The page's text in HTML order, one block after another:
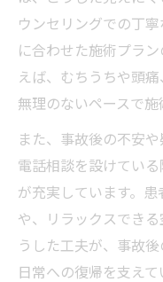
体制
交通事故治
夫
後遺症対策を意
交通事故治
ント
むちうち予
交通事故治
性
ウンセリングでの丁
に合わせた施術プラ
えば、むちうちや頭
無理のないペースで施
また、事故後の不安
電話相談を設けてい
が充実しています。
や、リラックスでき
うした工夫が、事故
日常への復帰を支えて